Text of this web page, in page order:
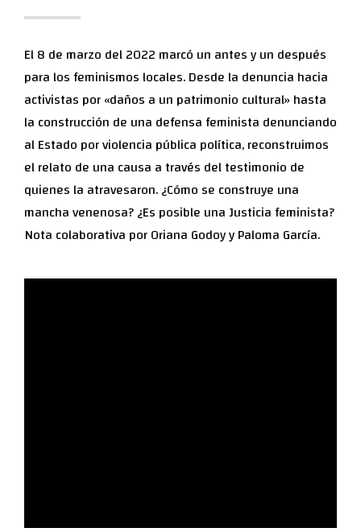
El 8 de marzo del 2022 marcó un antes y un después
para los feminismos locales. Desde la denuncia hacia
activistas por «daños a un patrimonio cultural» hasta
la construcción de una defensa feminista denunciando
al Estado por violencia pública política, reconstruimos
el relato de una causa a través del testimonio de
quienes la atravesaron. ¿Cómo se construye una
mancha venenosa? ¿Es posible una Justicia feminista?
Nota colaborativa por Oriana Godoy y Paloma García.